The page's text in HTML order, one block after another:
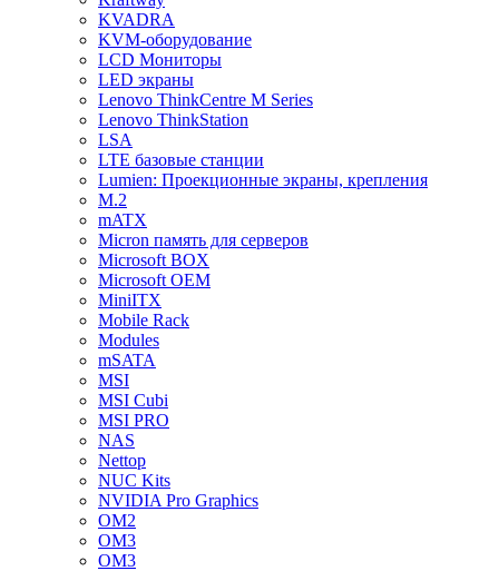
KVADRA
KVM-оборудование
LCD Мониторы
LED экраны
Lenovo ThinkCentre M Series
Lenovo ThinkStation
LSA
LTE базовые станции
Lumien: Проекционные экраны, крепления
M.2
mATX
Micron память для серверов
Microsoft BOX
Microsoft OEM
MiniITX
Mobile Rack
Modules
mSATA
MSI
MSI Cubi
MSI PRO
NAS
Nettop
NUC Kits
NVIDIA Pro Graphics
OM2
OM3
OM3